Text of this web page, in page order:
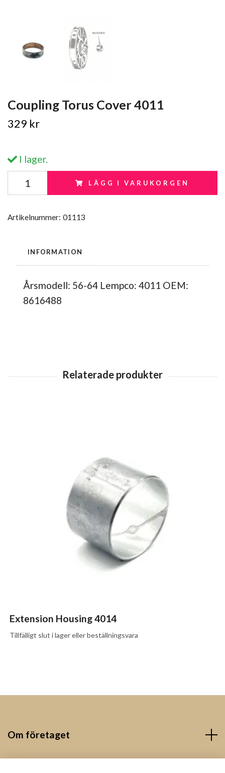
Coupling Torus Cover 4011
329 kr
I lager.
LÄGG I VARUKORGEN
Artikelnummer: 01113
INFORMATION
Årsmodell: 56-64 Lempco: 4011 OEM:
8616488
Extension Housing 4014
Tillfälligt slut i lager eller beställningsvara
Om företaget